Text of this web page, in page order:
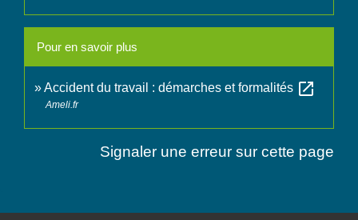
Pour en savoir plus
Accident du travail : démarches et formalités open_in_new
Ameli.fr
Signaler une erreur sur cette page